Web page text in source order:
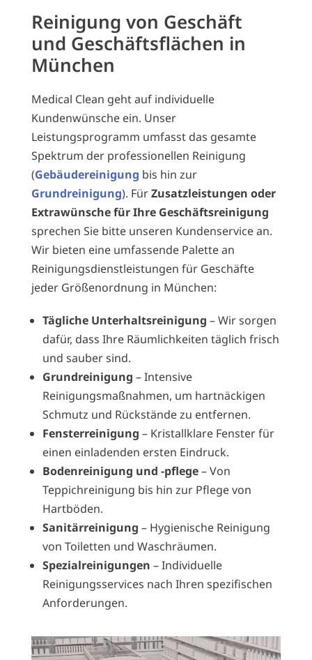
Reinigung von Geschäft
und Geschäftsflächen in
München
Medical Clean geht auf individuelle
Kundenwünsche ein. Unser
Leistungsprogramm umfasst das gesamte
Spektrum der professionellen Reinigung
(Gebäudereinigung bis hin zur
Grundreinigung). FürZusatzleistungen oder
Extrawünsche für Ihre Geschäftsreinigung
sprechen Sie bitte unseren Kundenservice an.
Wir bieten eine umfassende Palette an
Reinigungsdienstleistungen für Geschäfte
jeder Größenordnung in München:
Tägliche Unterhaltsreinigung – Wir sorgen
dafür, dass Ihre Räumlichkeiten täglich frisch
und sauber sind.
Grundreinigung – Intensive
Reinigungsmaßnahmen, um hartnäckigen
Schmutz und Rückstände zu entfernen.
Fensterreinigung – Kristallklare Fenster für
einen einladenden ersten Eindruck.
Bodenreinigung und -pflege– Von
Teppichreinigung bis hin zur Pflege von
Hartböden.
Sanitärreinigung – Hygienische Reinigung
von Toiletten und Waschräumen.
Spezialreinigungen – Individuelle
Reinigungsservices nach Ihren spezifischen
Anforderungen.